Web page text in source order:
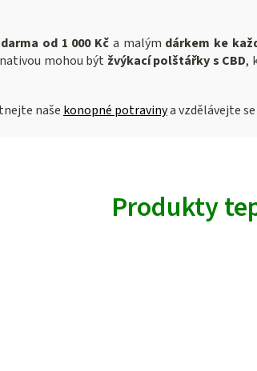
od 1 000 Kč a malým dárkem ke
mohou být žvýkací polštářky s CBD,
naše konopné potravinya vzdělávejte
Produkty